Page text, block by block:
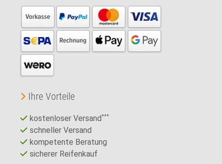
Ihre Vorteile
kostenloser Versand***
schneller Versand
kompetente Beratung
sicherer Reifenkauf